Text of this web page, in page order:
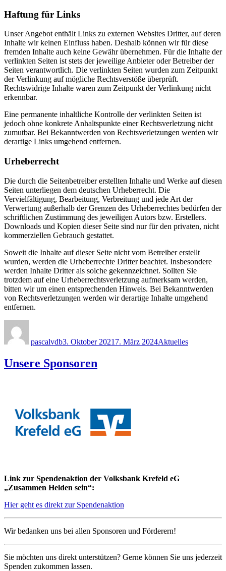
Haftung für Links
Unser Angebot enthält Links zu externen Websites Dritter, auf deren
Inhalte wir keinen Einfluss haben. Deshalb können wir für diese
fremden Inhalte auch keine Gewähr übernehmen. Für die Inhalte der
verlinkten Seiten ist stets der jeweilige Anbieter oder Betreiber der
Seiten verantwortlich. Die verlinkten Seiten wurden zum Zeitpunkt
der Verlinkung auf mögliche Rechtsverstöße überprüft.
Rechtswidrige Inhalte waren zum Zeitpunkt der Verlinkung nicht
erkennbar.
Eine permanente inhaltliche Kontrolle der verlinkten Seiten ist
jedoch ohne konkrete Anhaltspunkte einer Rechtsverletzung nicht
zumutbar. Bei Bekanntwerden von Rechtsverletzungen werden wir
derartige Links umgehend entfernen.
Urheberrecht
Die durch die Seitenbetreiber erstellten Inhalte und Werke auf diesen
Seiten unterliegen dem deutschen Urheberrecht. Die
Vervielfältigung, Bearbeitung, Verbreitung und jede Art der
Verwertung außerhalb der Grenzen des Urheberrechtes bedürfen der
schriftlichen Zustimmung des jeweiligen Autors bzw. Erstellers.
Downloads und Kopien dieser Seite sind nur für den privaten, nicht
kommerziellen Gebrauch gestattet.
Soweit die Inhalte auf dieser Seite nicht vom Betreiber erstellt
wurden, werden die Urheberrechte Dritter beachtet. Insbesondere
werden Inhalte Dritter als solche gekennzeichnet. Sollten Sie
trotzdem auf eine Urheberrechtsverletzung aufmerksam werden,
bitten wir um einen entsprechenden Hinweis. Bei Bekanntwerden
von Rechtsverletzungen werden wir derartige Inhalte umgehend
entfernen.
pascalvdb3. Oktober 2021 7. März 2024Aktuelles
Unsere Sponsoren
Link zur Spendenaktion der Volksbank Krefeld eG
„Zusammen Helden sein“:
Hier geht es direkt zur Spendenaktion
Wir bedanken uns bei allen Sponsoren und Förderern!
Sie möchten uns direkt unterstützen? Gerne können Sie uns jederzeit
Spenden zukommen lassen.